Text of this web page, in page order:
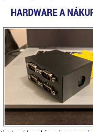
HARDWARE A